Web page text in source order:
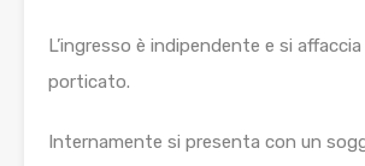
L’ingresso è indipendente e si
porticato.
Internamente si presenta con un